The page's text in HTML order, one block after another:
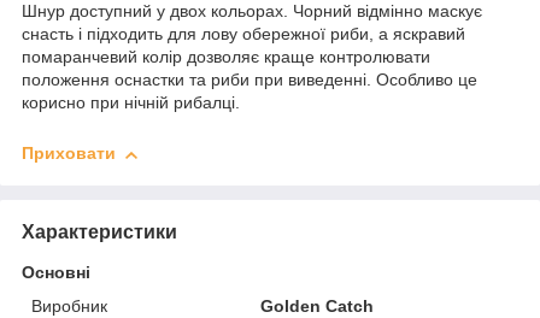
Шнур доступний у двох кольорах. Чорний відмінно маскує
снасть і підходить для лову обережної риби, а яскравий
помаранчевий колір дозволяє краще контролювати
положення оснастки та риби при виведенні. Особливо це
корисно при нічній рибалці.
Приховати
Характеристики
Основні
Виробник
Golden Catch